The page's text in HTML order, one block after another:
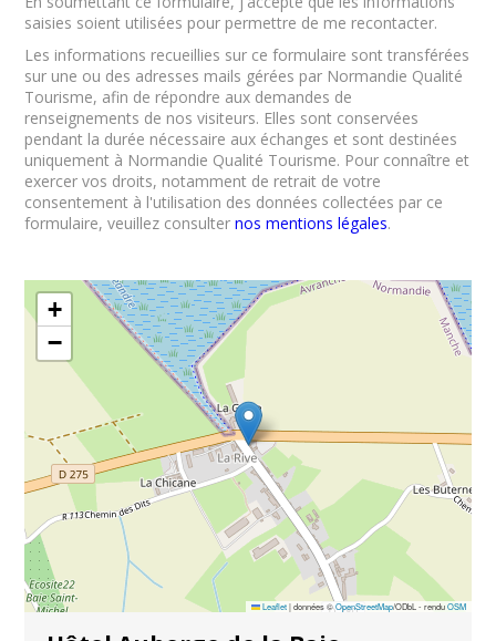
saisies soient utilisées pour permettre de me recontacter.
Les informations recueillies sur ce formulaire sont transférées
sur une ou des adresses mails gérées par Normandie Qualité
Tourisme, afin de répondre aux demandes de
renseignements de nos visiteurs. Elles sont conservées
pendant la durée nécessaire aux échanges et sont destinées
uniquement à Normandie Qualité Tourisme. Pour connaître et
exercer vos droits, notamment de retrait de votre
consentement à l'utilisation des données collectées par ce
formulaire, veuillez consulternos mentions légales.
+
−
Leaflet |données ©OpenStreetMap/ODbL - renduOSM